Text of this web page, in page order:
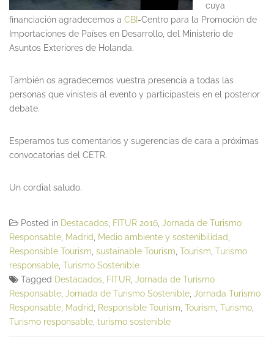
cuya
financiación agradecemos a CBI -Centro para la Promoción de
Importaciones de Países en Desarrollo, del Ministerio de
Asuntos Exteriores de Holanda.
También os agradecemos vuestra presencia a todas las
personas que vinisteis al evento y participasteis en el posterior
debate.
Esperamos tus comentarios y sugerencias de cara a próximas
convocatorias del CETR.
Un cordial saludo.
Posted in Destacados FITUR 2016 Jornada de Turismo
Responsable Madrid Medio ambiente y sostenibilidad
Responsible Tourism sustainable Tourism Tourism Turismo
responsable Turismo Sostenible
Tagged Destacados FITUR Jornada de Turismo
Responsable Jornada de Turismo Sostenible Jornada Turismo
Responsable Madrid Responsible Tourism Tourism Turismo
Turismo responsable turismo sostenible